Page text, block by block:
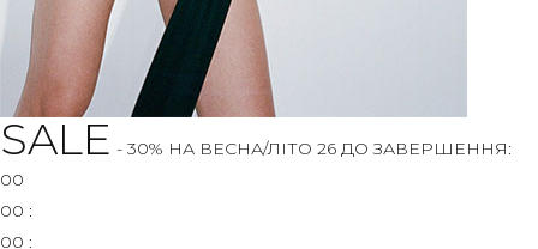
SALE - 30% НА ВЕСНА/ЛІТО 26 ДО ЗАВЕРШЕННЯ:
00
00 :
00 :